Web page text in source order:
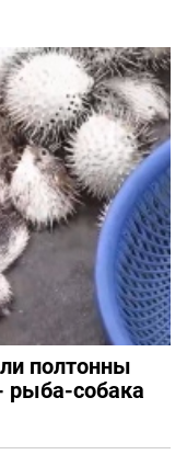
полтонны
рыба-собака